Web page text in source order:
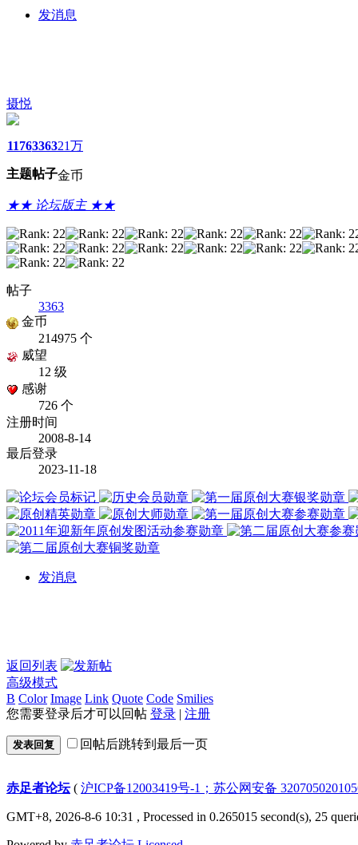
发消息
摄悦
1176
主题
3363
帖子
21万
金币
★★ 论坛版主 ★★
帖子
3363
金币
214975 个
威望
12 级
感谢
726 个
注册时间
2008-8-14
最后登录
2023-11-18
发消息
返回列表
高级模式
B Color Image Link Quote Code Smilies
您需要登录后才可以回帖 登录 | 注册
发表回复 回帖后跳转到最后一页
赤足者论坛( 沪ICP备12003419号-1；苏公网安备
GMT+8, 2026-8-6 10:31 , Processed in 0.265015 second(s), 25